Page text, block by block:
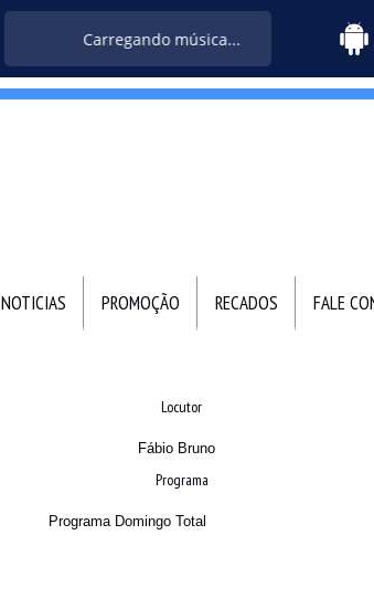
Carregando música...
NOTICIAS PROMOÇÃO RECADOS FALE
Locutor
Fábio Bruno
Programa
Programa Domingo Total